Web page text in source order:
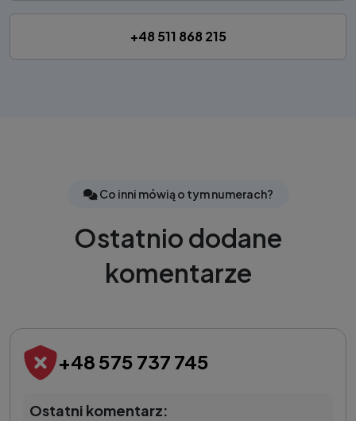
+48 511 868 215
Co inni mówią o tym numerach?
Ostatnio dodane
komentarze
+48 575 737 745
Ostatni komentarz: